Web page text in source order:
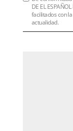
DE EL
facilitados con
actualidad.